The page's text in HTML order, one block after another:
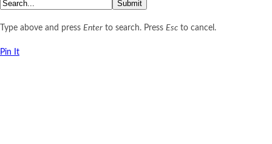
Submit
Type above and press Enter to search. Press Esc to cancel.
Pin It